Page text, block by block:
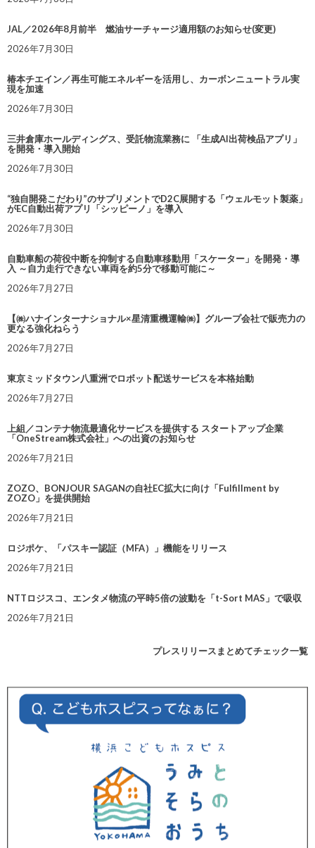
JAL／2026年8月前半 燃油サーチャージ適用額のお知らせ(変更)
2026年7月30日
椿本チエイン／再生可能エネルギーを活用し、カーボンニュートラル実
現を加速
2026年7月30日
三井倉庫ホールディングス、受託物流業務に 「生成AI出荷検品アプリ」
を開発・導入開始
2026年7月30日
“独自開発こだわり”のサプリメントでD2C展開する「ウェルモット製薬」
がEC自動出荷アプリ「シッピーノ」を導入
2026年7月30日
自動車船の荷役中断を抑制する自動車移動用「スケーター」を開発・導
入 ～自力走行できない車両を約5分で移動可能に～
2026年7月27日
【㈱ハナインターナショナル×星清重機運輸㈱】グループ会社で販売力の
更なる強化ねらう
2026年7月27日
東京ミッドタウン八重洲でロボット配送サービスを本格始動
2026年7月27日
上組／コンテナ物流最適化サービスを提供する スタートアップ企業
「OneStream株式会社」への出資のお知らせ
2026年7月21日
ZOZO、BONJOUR SAGANの自社EC拡大に向け「Fulfillment by
ZOZO」を提供開始
2026年7月21日
ロジポケ、「パスキー認証（MFA）」機能をリリース
2026年7月21日
NTTロジスコ、エンタメ物流の平時5倍の波動を「t-Sort MAS」で吸収
2026年7月21日
プレスリリースまとめてチェック一覧